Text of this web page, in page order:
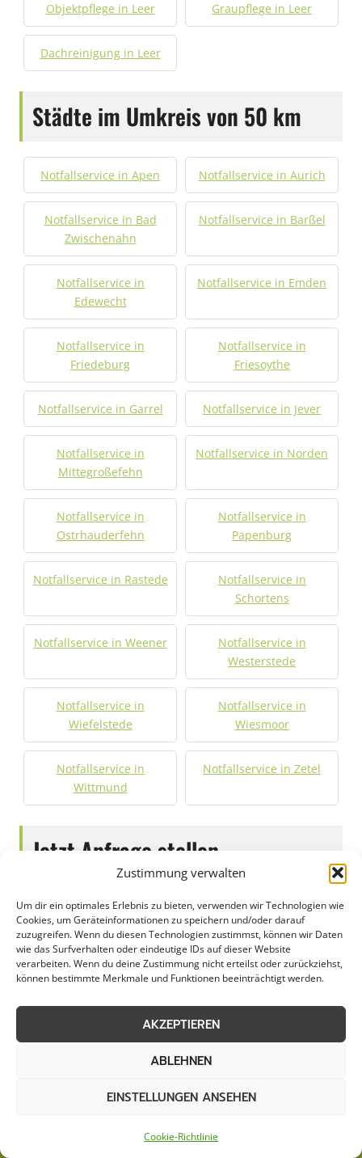
Zustimmung verwalten
Um dir ein optimales Erlebnis zu bieten, verwenden wir Technologien wie
Cookies, um Geräteinformationen zu speichern und/oder darauf
zuzugreifen. Wenn du diesen Technologien zustimmst, können wir Daten
wie das Surfverhalten oder eindeutige IDs auf dieser Website
verarbeiten. Wenn du deine Zustimmung nicht erteilst oder zurückziehst,
können bestimmte Merkmale und Funktionen beeinträchtigt werden.
AKZEPTIEREN
ABLEHNEN
EINSTELLUNGEN ANSEHEN
Cookie-Richtlinie
Objektpflege in Leer Graupflege in Leer
Dachreinigung in Leer
Städte im Umkreis von 50 km
Notfallservice in Apen Notfallservice in Aurich
Notfallservice in Bad
Zwischenahn
Notfallservice in Barßel
Notfallservice in
Edewecht
Notfallservice in Emden
Notfallservice in
Friedeburg
Notfallservice in
Friesoythe
Notfallservice in Garrel Notfallservice in Jever
Notfallservice in
Mittegroßefehn
Notfallservice in Norden
Notfallservice in
Ostrhauderfehn
Notfallservice in
Papenburg
Notfallservice in Rastede
Notfallservice in
Schortens
Notfallservice in Weener
Notfallservice in
Westerstede
Notfallservice in
Wiefelstede
Notfallservice in
Wiesmoor
Notfallservice in
Wittmund
Notfallservice in Zetel
Jetzt Anfrage stellen
Zum Formular
Datenschutzerklärung